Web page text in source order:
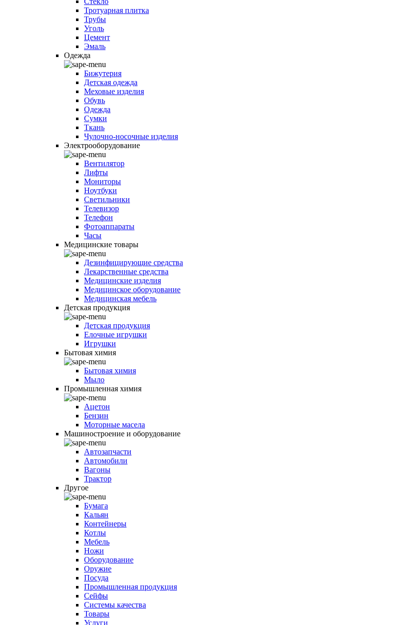
Тротуарная плитка
Трубы
Уголь
Цемент
Эмаль
Одежда
Бижутерия
Детская одежда
Меховые изделия
Обувь
Одежда
Сумки
Ткань
Чулочно-носочные изделия
Электрооборудование
Вентилятор
Лифты
Мониторы
Ноутбуки
Светильники
Телевизор
Телефон
Фотоаппараты
Часы
Медицинские товары
Дезинфицирующие средства
Лекарственные средства
Медицинские изделия
Медицинское оборудование
Медицинская мебель
Детская продукция
Детская продукция
Елочные игрушки
Игрушки
Бытовая химия
Бытовая химия
Мыло
Промышленная химия
Ацетон
Бензин
Моторные масела
Машиностроение и оборудование
Автозапчасти
Автомобили
Вагоны
Трактор
Другое
Бумага
Кальян
Контейнеры
Котлы
Мебель
Ножи
Оборудование
Оружие
Посуда
Промышленная продукция
Сейфы
Системы качества
Товары
Услуги